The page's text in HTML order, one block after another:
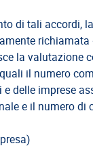
di tali accordi,
richiamata
la valutazione
il numero
delle imprese
e il numero di